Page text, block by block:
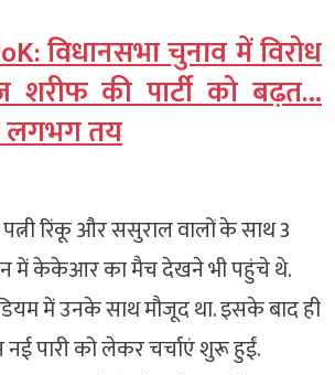
विधानसभा चुनाव में विरोध
की पार्टी को बढ़त…
लगभग तय
पत्नी रिंकू और ससुराल वालों के साथ 3
में केकेआर का मैच देखने भी पहुंचे थे.
में उनके साथ मौजूद था. इसके बाद ही
पारी को लेकर चर्चाएं शुरू हुईं.